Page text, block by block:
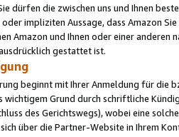
dürfen die zwischen uns und Ihnen
impliziten Aussage, dass Amazon
Amazon und Ihnen oder einer
gestattet ist.
beginnt mit Ihrer Anmeldung für die
Grund durch schriftliche
des Gerichtswegs), wobei eine
über die Partner-Website in Ihrem